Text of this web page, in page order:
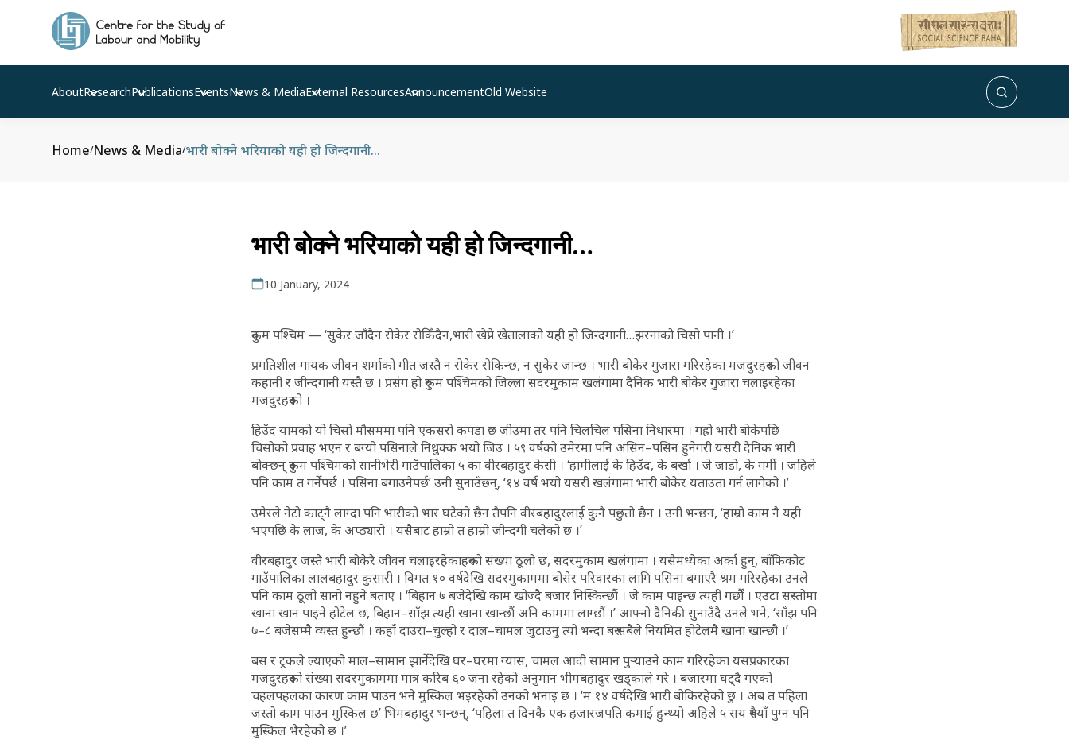
AboutResearchPublicationsEventsNews & MediaExternal ResourcesAnnouncementOld Website
Home/News & Media/भारी बोक्ने भरियाको यही हो जिन्दगानी…
भारी बोक्ने भरियाको यही हो जिन्दगानी…
10 January, 2024
रुकुम पश्चिम — ‘सुकेर जाँदैन रोकेर रोकिँदैन,भारी खेप्ने खेतालाको यही हो जिन्दगानी…झरनाको चिसो पानी ।’
प्रगतिशील गायक जीवन शर्माको गीत जस्तै न रोकेर रोकिन्छ, न सुकेर जान्छ । भारी बोकेर गुजारा गरिरहेका मजदुरहरुको जीवन
कहानी र जीन्दगानी यस्तै छ । प्रसंग हो रुकुम पश्चिमको जिल्ला सदरमुकाम खलंगामा दैनिक भारी बोकेर गुजारा चलाइरहेका
मजदुरहरुको ।
हिउँद यामको यो चिसो मौसममा पनि एकसरो कपडा छ जीउमा तर पनि चिलचिल पसिना निधारमा । गह्रो भारी बोकेपछि
चिसोको प्रवाह भएन र बग्यो पसिनाले निथ्रुक्क भयो जिउ । ५९ वर्षको उमेरमा पनि असिन–पसिन हुनेगरी यसरी दैनिक भारी
बोक्छन् रुकुम पश्चिमको सानीभेरी गाउँपालिका ५ का वीरबहादुर केसी । ‘हामीलाई के हिउँद, के बर्खा । जे जाडो, के गर्मी । जहिले
पनि काम त गर्नेपर्छ । पसिना बगाउनैपर्छ’ उनी सुनाउँछन्, ‘१४ वर्ष भयो यसरी खलंगामा भारी बोकेर यताउता गर्न लागेको ।’
उमेरले नेटो काट्नै लाग्दा पनि भारीको भार घटेको छैन तैपनि वीरबहादुरलाई कुनै पछुतो छैन । उनी भन्छन, ‘हाम्रो काम नै यही
भएपछि के लाज, के अप्ठ्यारो । यसैबाट हाम्रो त हाम्रो जीन्दगी चलेको छ ।’
वीरबहादुर जस्तै भारी बोकेरै जीवन चलाइरहेकाहरुको संख्या ठूलो छ, सदरमुकाम खलंगामा । यसैमध्येका अर्का हुन्, बाँफिकोट
गाउँपालिका लालबहादुर कुसारी । विगत १० वर्षदेखि सदरमुकाममा बोसेर परिवारका लागि पसिना बगाएरै श्रम गरिरहेका उनले
पनि काम ठूलो सानो नहुने बताए । ‘बिहान ७ बजेदेखि काम खोज्दै बजार निस्किन्छौं । जे काम पाइन्छ त्यही गर्छौं । एउटा सस्तोमा
खाना खान पाइने होटेल छ, बिहान–साँझ त्यही खाना खान्छौं अनि काममा लाग्छौं ।’ आफ्नो दैनिकी सुनाउँदै उनले भने, ‘साँझ पनि
७–८ बजेसम्मै व्यस्त हुन्छौं । कहाँ दाउरा–चुल्हो र दाल–चामल जुटाउनु त्यो भन्दा बरु सबैले नियमित होटेलमै खाना खान्छौ ।’
बस र ट्रकले ल्याएको माल–सामान झार्नेदेखि घर–घरमा ग्यास, चामल आदी सामान पुर्‍याउने काम गरिरहेका यसप्रकारका
मजदुरहरुको संख्या सदरमुकाममा मात्र करिब ६० जना रहेको अनुमान भीमबहादुर खड्काले गरे । बजारमा घट्दै गएको
चहलपहलका कारण काम पाउन भने मुस्किल भइरहेको उनको भनाइ छ । ‘म १४ वर्षदेखि भारी बोकिरहेको छु । अब त पहिला
जस्तो काम पाउन मुस्किल छ’ भिमबहादुर भन्छन्, ‘पहिला त दिनकै एक हजारजपति कमाई हुन्थ्यो अहिले ५ सय रुपैयाँ पुग्न पनि
मुस्किल भैरहेको छ ।’